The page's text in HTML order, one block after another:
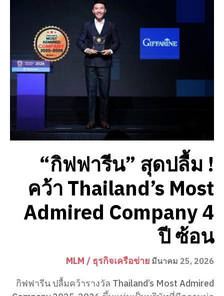
“กิฟฟารีน” สุดปลื้ม !
คว้า Thailand’s Most
Admired Company 4
ปี ซ้อน
MLM / ธุรกิจเครือข่าย มีนาคม 25, 2026
กิฟฟารีน ปลื้มคว้ารางวัล Thailand’s Most Admired